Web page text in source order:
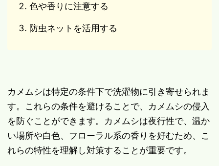
色や香りに注意する
防虫ネットを活用する
カメムシは特定の条件下で洗濯物に引き寄せられま
す。これらの条件を避けることで、カメムシの侵入
を防ぐことができます。カメムシは夜行性で、温か
い場所や白色、フローラル系の香りを好むため、こ
れらの特性を理解し対策することが重要です。